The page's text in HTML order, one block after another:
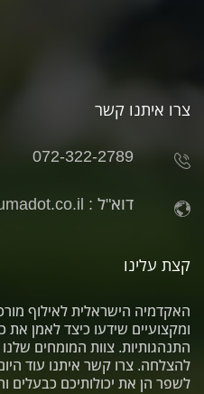
צרו איתנו קשר
072-322-2789
דוא"ל :
קצת עלינו
האקדמיה הישראלית לאילוף
ומקצועיים שידעו כיצד לאמן את
התנהגותיות. צוות המומחים
להצלחה. צרו קשר איתנו עוד
לשפר הן את יכולותיכם כבעלים